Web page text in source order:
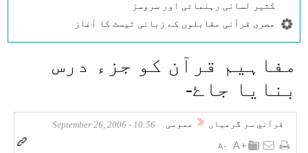
کثیر لسانی رہنمائی اور سروسز
مصری قرآنی مقابلوں کے زبانی ٹیسٹ کا آغاز
مفاہيم قرآن كو جزء درس
بنايا جاۓ-
قرآني سر گرمياں عمومی 10:56 - September 26, 2006